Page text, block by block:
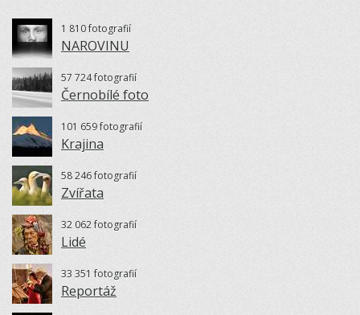
1 810 fotografií
NAROVINU
57 724 fotografií
Černobílé foto
101 659 fotografií
Krajina
58 246 fotografií
Zvířata
32 062 fotografií
Lidé
33 351 fotografií
Reportáž